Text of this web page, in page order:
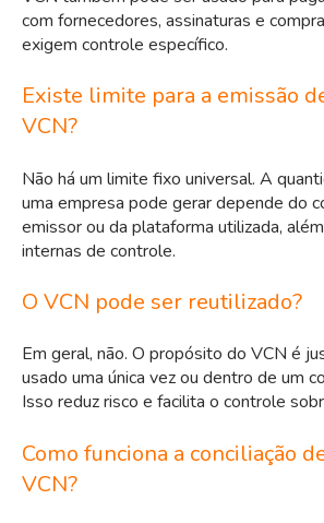
com fornecedores, assinaturas e
exigem controle específico.
Existe limite para a emissão
VCN?
Não há um limite fixo universal. A
uma empresa pode gerar depende do
emissor ou da plataforma utilizada,
internas de controle.
O VCN pode ser reutilizado?
Em geral, não. O propósito do VCN é
usado uma única vez ou dentro de um
Isso reduz risco e facilita o controle
Como funciona a conciliação
VCN?